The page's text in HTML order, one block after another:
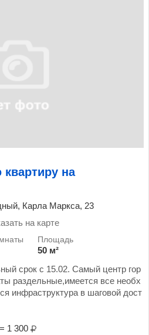
на
Карла Маркса, 23
на карте
50 м²
срок с 15.02. Самый центр гор
раздельные,имеется все необх
инфраструктура в шаговой дост
1 300